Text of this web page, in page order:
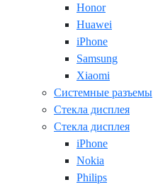
Honor
Huawei
iPhone
Samsung
Xiaomi
Системные разъемы
Стекла дисплея
Стекла дисплея
iPhone
Nokia
Philips